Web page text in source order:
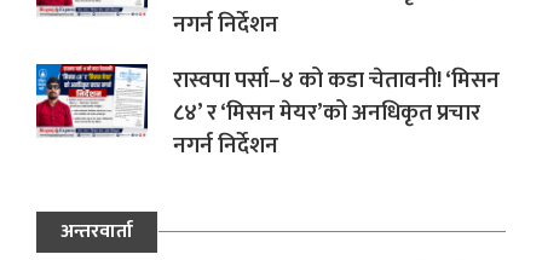
नगर्न निर्देशन
रास्वपा पर्सा–४ को कडा चेतावनी! ‘मिसन
८४’ र ‘मिसन मेयर’को अनधिकृत प्रचार
नगर्न निर्देशन
अन्तरवार्ता